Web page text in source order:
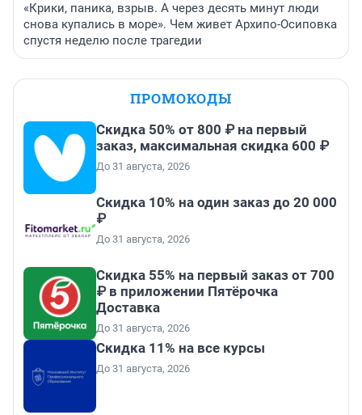
«Крики, паника, взрыв. А через десять минут люди
снова купались в море». Чем живет Архипо-Осиповка
спустя неделю после трагедии
ПРОМОКОДЫ
Скидка 50% от 800 ₽ на первый
заказ, максимальная скидка 600 ₽
До 31 августа, 2026
Скидка 10% на один заказ до 20 000
₽
До 31 августа, 2026
Скидка 55% на первый заказ от 700
₽ в приложении Пятёрочка
Доставка
До 31 августа, 2026
Скидка 11% на все курсы
До 31 августа, 2026